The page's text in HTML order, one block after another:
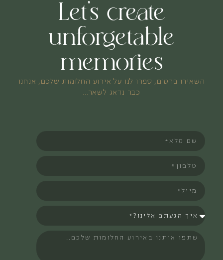
Let’s create
unforgetable
memories
השאירו פרטים, ספרו לנו על אירוע החלומות שלכם, אנחנו
כבר נדאג לשאר…